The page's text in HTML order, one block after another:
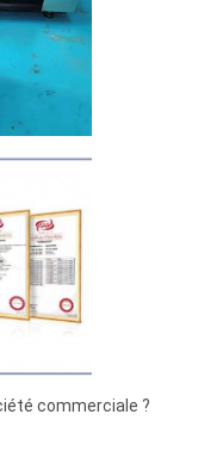
commerciale ?